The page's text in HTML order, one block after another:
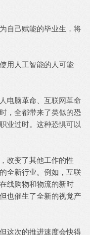
自己赋能的毕业生，将
用人工智能的人可能
电脑革命、互联网革命
，全都带来了类似的恐
业过时。这种恐惧可以
改变了其他工作的性
全新行业。例如，互联
线购物和物流的新时
也催生了全新的视觉产
这次的推进速度会快得